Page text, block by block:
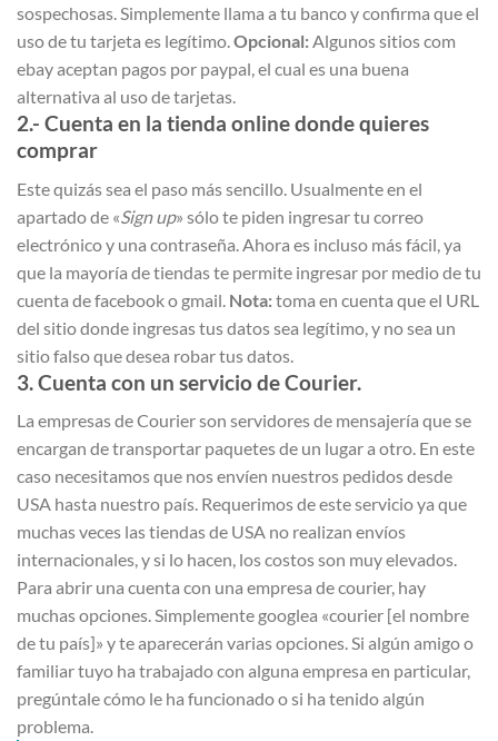
sospechosas. Simplemente llama a tu banco y confirma que el
uso de tu tarjeta es legítimo.Opcional:Algunos sitios com
ebay aceptan pagos por paypal, el cual es una buena
alternativa al uso de tarjetas.
2.- Cuenta en la tienda online donde quieres
comprar
Este quizás sea el paso más sencillo. Usualmente en el
apartado de « Sign up» sólo te piden ingresar tu correo
electrónico y una contraseña. Ahora es incluso más fácil, ya
que la mayoría de tiendas te permite ingresar por medio de tu
cuenta de facebook o gmail. Nota:toma en cuenta que el URL
del sitio donde ingresas tus datos sea legítimo, y no sea un
sitio falso que desea robar tus datos.
3. Cuenta con un servicio de Courier.
La empresas de Courier son servidores de mensajería que se
encargan de transportar paquetes de un lugar a otro. En este
caso necesitamos que nos envíen nuestros pedidos desde
USA hasta nuestro país. Requerimos de este servicio ya que
muchas veces las tiendas de USA no realizan envíos
internacionales, y si lo hacen, los costos son muy elevados.
Para abrir una cuenta con una empresa de courier, hay
muchas opciones. Simplemente googlea «courier [el nombre
de tu país]» y te aparecerán varias opciones. Si algún amigo o
familiar tuyo ha trabajado con alguna empresa en particular,
pregúntale cómo le ha funcionado o si ha tenido algún
problema.